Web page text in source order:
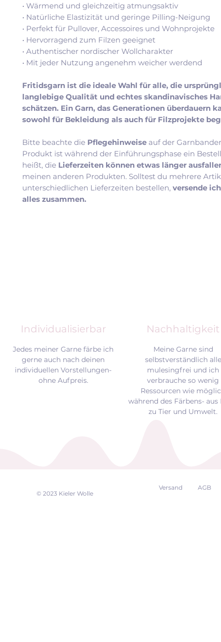
• Wärmend und gleichzeitig atmungsaktiv
• Natürliche Elastizität und geringe Pilling-Neigung
• Perfekt für Pullover, Accessoires und Wohnprojekte
• Hervorragend zum Filzen geeignet
• Authentischer nordischer Wollcharakter
• Mit jeder Nutzung angenehm weicher werdend
Fritidsgarn ist die ideale Wahl für alle, die
langlebige Qualität und echtes skandinavisches
schätzen. Ein Garn, das Generationen überdauern
sowohl für Bekleidung als auch für Filzprojekte
Bitte beachte die Pflegehinweise auf der
Produkt ist während der Einführungsphase ein
heißt, die Lieferzeiten können etwas länger
meinen anderen Produkten. Solltest du mehrere
unterschiedlichen Lieferzeiten bestellen, versende
alles zusammen.
Individualisierbar Nachhaltigkeit
Jedes meiner Garne färbe ich
gerne auch nach deinen
individuellen Vorstellungen-
ohne Aufpreis.
Meine Garne sind
selbstverständlich alle
mulesingfrei und ich
verbrauche so wenig
Ressourcen wie
während des Färbens- aus
zu Tier und Umwelt.
© 2023 Kieler Wolle
Versand AGB